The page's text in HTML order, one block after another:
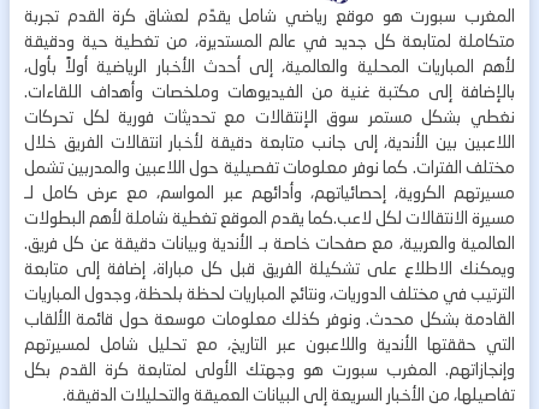
المغرب سبورت هو موقع رياضي شامل يقدّم لعشاق كرة القدم تجربة
متكاملة لمتابعة كل جديد في عالم المستديرة، من تغطية حية ودقيقة
لأهم المباريات المحلية والعالمية، إلى أحدث الأخبار الرياضية أولاً بأول،
بالإضافة إلى مكتبة غنية من الفيديوهات وملخصات وأهداف اللقاءات.
نغطي بشكل مستمر سوق الإنتقالات مع تحديثات فورية لكل تحركات
اللاعبين بين الأندية، إلى جانب متابعة دقيقة لأخبار انتقالات الفريق خلال
مختلف الفترات. كما نوفر معلومات تفصيلية حول اللاعبين والمدربين تشمل
مسيرتهم الكروية، إحصائياتهم، وأدائهم عبر المواسم، مع عرض كامل لـ
مسيرة الانتقالات لكل لاعب.كما يقدم الموقع تغطية شاملة لأهم البطولات
العالمية والعربية، مع صفحات خاصة بـ الأندية وبيانات دقيقة عن كل فريق.
ويمكنك الاطلاع على تشكيلة الفريق قبل كل مباراة، إضافة إلى متابعة
الترتيب في مختلف الدوريات، ونتائج المباريات لحظة بلحظة، وجدول المباريات
القادمة بشكل محدث. ونوفر كذلك معلومات موسعة حول قائمة الألقاب
التي حققتها الأندية واللاعبون عبر التاريخ، مع تحليل شامل لمسيرتهم
وإنجازاتهم. المغرب سبورت هو وجهتك الأولى لمتابعة كرة القدم بكل
تفاصيلها، من الأخبار السريعة إلى البيانات العميقة والتحليلات الدقيقة.